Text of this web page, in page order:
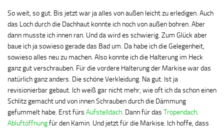
So weit, so gut. Bis jetzt war ja alles von außen leicht zu erledigen. Auch
das Loch durch die Dachhaut konnte ich noch von außen bohren. Aber
dann musste ich innen ran. Und da wird es schwierig. Zum Glück aber
baue ich ja sowieso gerade das Bad um. Da habe ich die Gelegenheit,
sowieso alles neu zu machen. Also konnte ich die Halterung im Heck
ganz gut verschrauben. Für die vordere Halterung der Markise war das
natürlich ganz anders. Die schöne Verkleidung. Na gut. Ist ja
revisionierbar gebaut. Ich weiß gar nicht mehr, wie oft ich da schon einen
Schlitz gemacht und von innen Schrauben durch die Dämmung
gefummelt habe. Erst fürs Aufstelldach. Dann für das Tropendach.
Abluftöffnungfür den Kamin. Und jetzt für die Markise. Ich hoffe, dass